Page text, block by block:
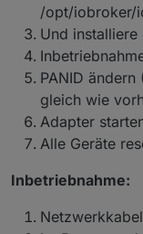
*Pre
is
pro
Stüc
k
60
Vers
and
Bes
ibun
3
/opt/iobroker/
Und installiere
PANID
gleich wie
Adapter
Alle Geräte
Inbetriebnahme: